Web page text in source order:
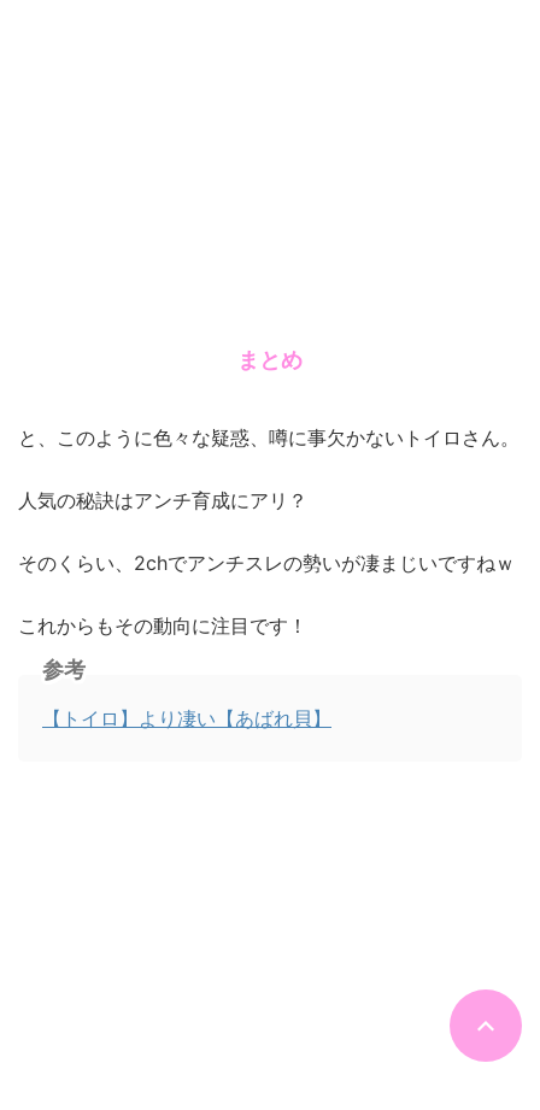
まとめ
と、このように色々な疑惑、噂に事欠かないトイロさん。
人気の秘訣はアンチ育成にアリ？
そのくらい、2chでアンチスレの勢いが凄まじいですねｗ
これからもその動向に注目です！
参考
【トイロ】より凄い【あばれ貝】